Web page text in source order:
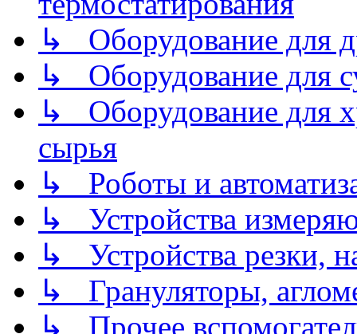
↳ Оборудование для
↳ Оборудование для
↳ Оборудование для
сырья
↳ Роботы и
↳ Устройства
↳ Устройства резки,
↳ Грануляторы,
↳ Прочее